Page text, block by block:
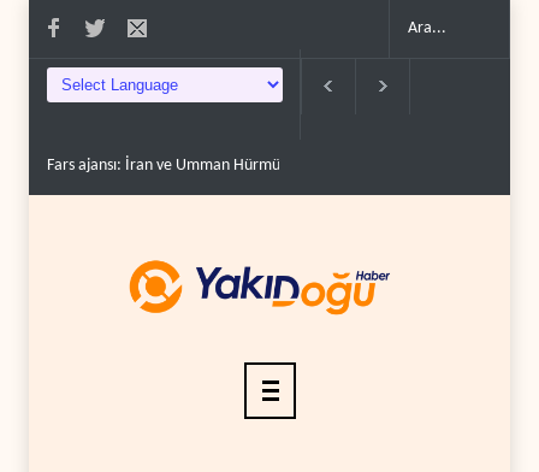
Fars ajansı: İran ve Umman Hürmüz Boğazı için geçiş..